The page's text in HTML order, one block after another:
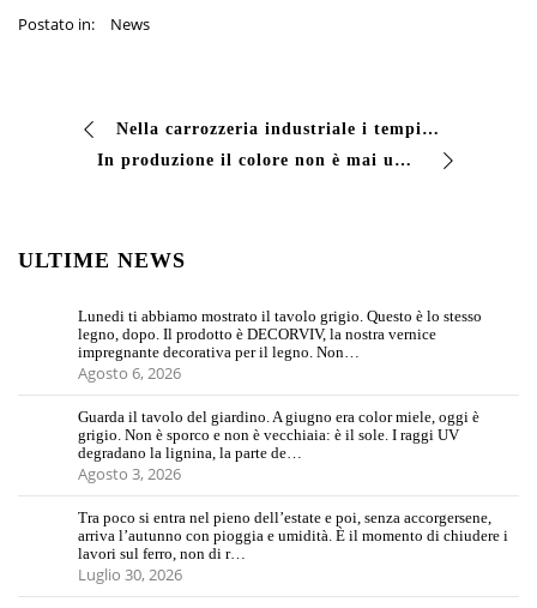
Postato in: News
Nella carrozzeria industriale i tempi di linea sono il vincolo principale. Chassis, cassoni, telai per allestimenti speciali: ogni veicolo arriva in cabina con …
In produzione il colore non è mai un dettaglio. Ogni cliente, ogni commessa, ogni ambiente di posa richiede una tinta precisa, e spesso non è una tra le più dif…
ULTIME NEWS
Lunedi ti abbiamo mostrato il tavolo grigio. Questo è lo stesso
legno, dopo. Il prodotto è DECORVIV, la nostra vernice
impregnante decorativa per il legno. Non…
Agosto 6, 2026
Guarda il tavolo del giardino. A giugno era color miele, oggi è
grigio. Non è sporco e non è vecchiaia: è il sole. I raggi UV
degradano la lignina, la parte de…
Agosto 3, 2026
Tra poco si entra nel pieno dell’estate e poi, senza accorgersene,
arriva l’autunno con pioggia e umidità. È il momento di chiudere i
lavori sul ferro, non di r…
Luglio 30, 2026